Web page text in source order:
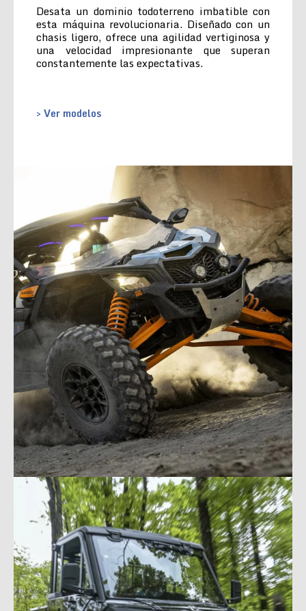
Desata un dominio todoterreno imbatible con
esta máquina revolucionaria. Diseñado con un
chasis ligero, ofrece una agilidad vertiginosa y
una velocidad impresionante que superan
constantemente las expectativas.
> Ver modelos